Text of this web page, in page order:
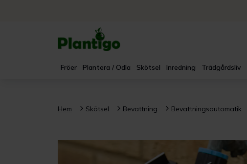
Fröer Plantera / Odla Skötsel Inredning Trädgårdsliv
Hem Skötsel Bevattning Bevattningsautomatik